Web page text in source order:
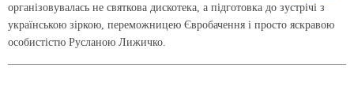
організовувалась не святкова дискотека, а підготовка до зустрічі з
українською зіркою, переможницею Євробачення і просто яскравою
особистістю Русланою Лижичко.